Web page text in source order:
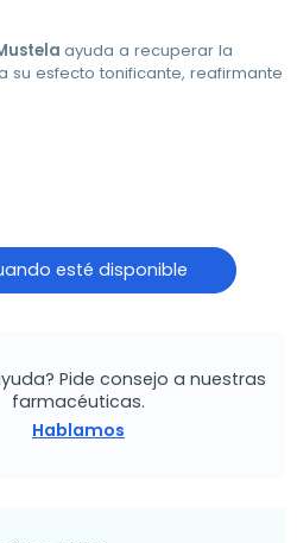
ayuda a recuperar la
su esfecto tonificante, reafirmante
esté disponible
Pide consejo a nuestras
farmacéuticas.
Hablamos